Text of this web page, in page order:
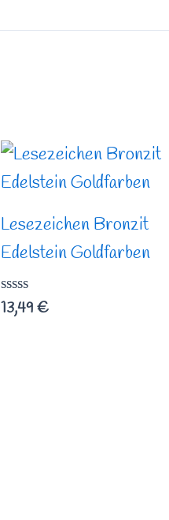
Lesezeichen Bronzit
Edelstein Goldfarben
Bewertet
mit
13,49€